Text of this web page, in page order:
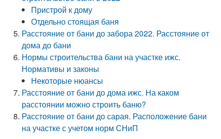
Пристрой к дому
Отдельно стоящая баня
Расстояние от бани до забора 2022. Расстояние от
дома до бани
Нормы строительства бани на участке ижс.
Нормативы и законы
Некоторые нюансы
Расстояние от бани до дома ижс. На каком
расстоянии можно строить баню?
Расстояние от бани до сарая. Расположение бани
на участке с учетом норм СНиП